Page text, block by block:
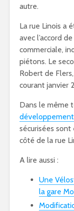
autre.
La rue Linois a
avec l’accord
commerciale,
piétons. Le
Robert de
courant janvier
Dans le même
sécurisées sont
côté de la rue
A lire aussi :
Une
la gare